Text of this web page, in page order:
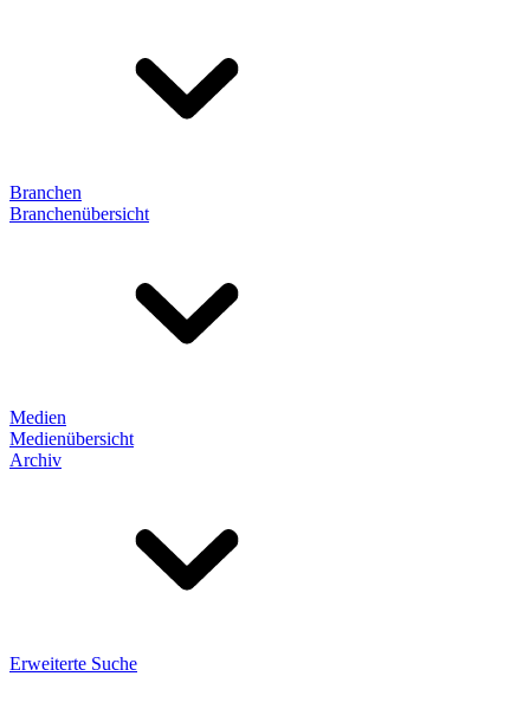
Branchen
Branchenübersicht
Medien
Medienübersicht
Archiv
Erweiterte Suche